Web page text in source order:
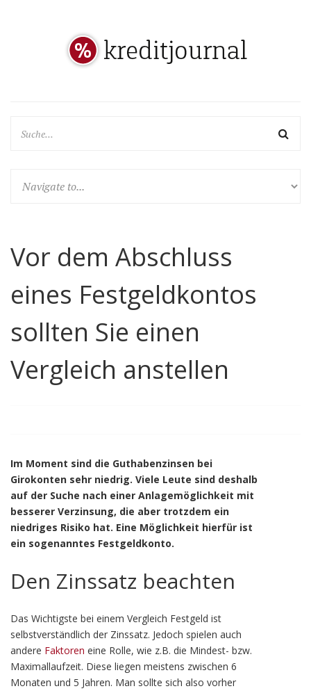
Vor dem Abschluss
eines Festgeldkontos
sollten Sie einen
Vergleich anstellen
Im Moment sind die Guthabenzinsen bei
Girokonten sehr niedrig. Viele Leute sind deshalb
auf der Suche nach einer Anlagemöglichkeit mit
besserer Verzinsung, die aber trotzdem ein
niedriges Risiko hat. Eine Möglichkeit hierfür ist
ein sogenanntes Festgeldkonto.
Den Zinssatz beachten
Das Wichtigste bei einem Vergleich Festgeld ist
selbstverständlich der Zinssatz. Jedoch spielen auch
andere Faktoren eine Rolle, wie z.B. die Mindest- bzw.
Maximallaufzeit. Diese liegen meistens zwischen 6
Monaten und 5 Jahren. Man sollte sich also vorher